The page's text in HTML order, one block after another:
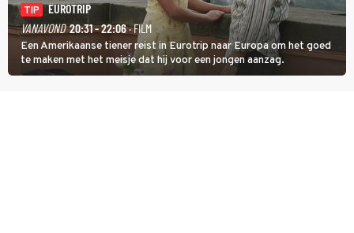
TIP
EUROTRIP
VANAVOND 20:31 - 22:06· FILM
Een Amerikaanse tiener reist in Eurotrip naar Europa om het goed
te maken met het meisje dat hij voor een jongen aanzag.